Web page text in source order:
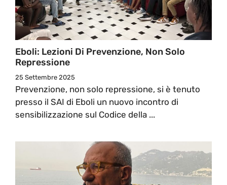
Eboli: Lezioni Di Prevenzione, Non Solo
Repressione
25 Settembre 2025
Prevenzione, non solo repressione, si è tenuto
presso il SAI di Eboli un nuovo incontro di
sensibilizzazione sul Codice della ...